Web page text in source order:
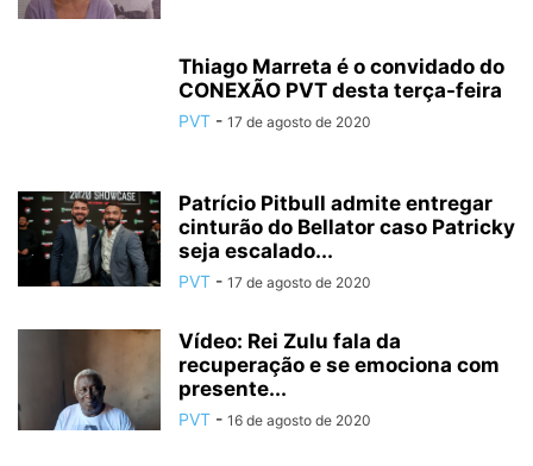
Thiago Marreta é o convidado do
CONEXÃO PVT desta terça-feira
PVT - 17 de agosto de 2020
Patrício Pitbull admite entregar
cinturão do Bellator caso Patricky
seja escalado...
PVT - 17 de agosto de 2020
Vídeo: Rei Zulu fala da
recuperação e se emociona com
presente...
PVT - 16 de agosto de 2020